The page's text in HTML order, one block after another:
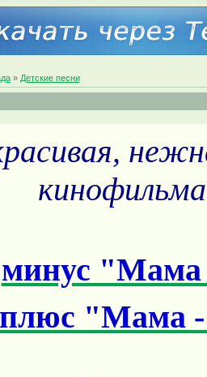
» Детские песни
минус "Мама
плюс "Мама -